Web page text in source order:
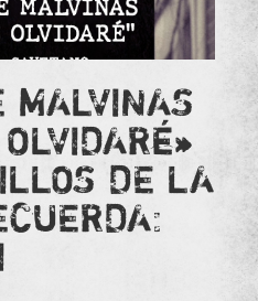
MALVINAS
DE LA